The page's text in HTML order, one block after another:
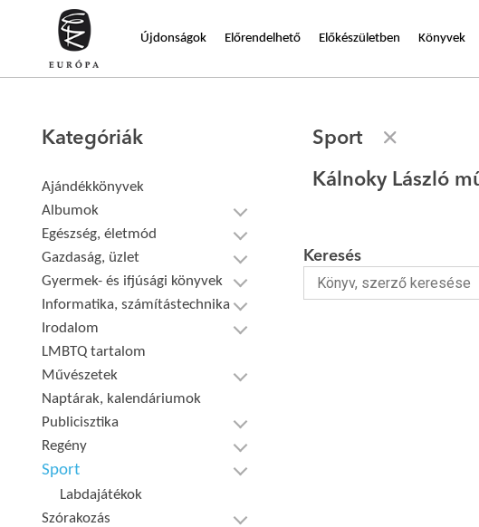
Újdonságok Előrendelhető Előkészületben Könyvek
Kategóriák
Ajándékkönyvek
Albumok
Egészség, életmód
Gazdaság, üzlet
Gyermek- és ifjúsági könyvek
Informatika, számítástechnika
Irodalom
LMBTQ tartalom
Művészetek
Naptárak, kalendáriumok
Publicisztika
Regény
Sport
Labdajátékok
Szórakozás
Sport
Kálnoky László
Keresés